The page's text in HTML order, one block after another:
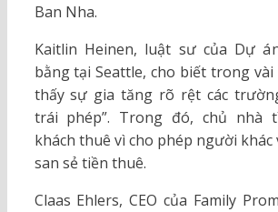
Ban Nha.
Kaitlin Heinen, luật sư của Dự
bằng tại Seattle, cho biết trong vài
thấy sự gia tăng rõ rệt các
trái phép”. Trong đó, chủ nhà
khách thuê vì cho phép người khác
san sẻ tiền thuê.
Claas Ehlers, CEO của Family